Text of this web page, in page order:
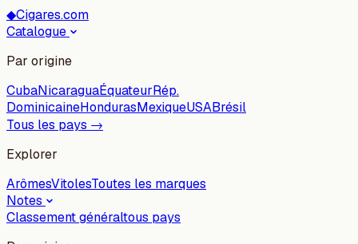
◆Cigares.com
Catalogue
Par origine
CubaNicaraguaÉquateurRép.
DominicaineHondurasMexiqueUSABrésil
Tous les pays →
Explorer
ArômesVitolesToutes les marques
Notes
Classement généraltous pays